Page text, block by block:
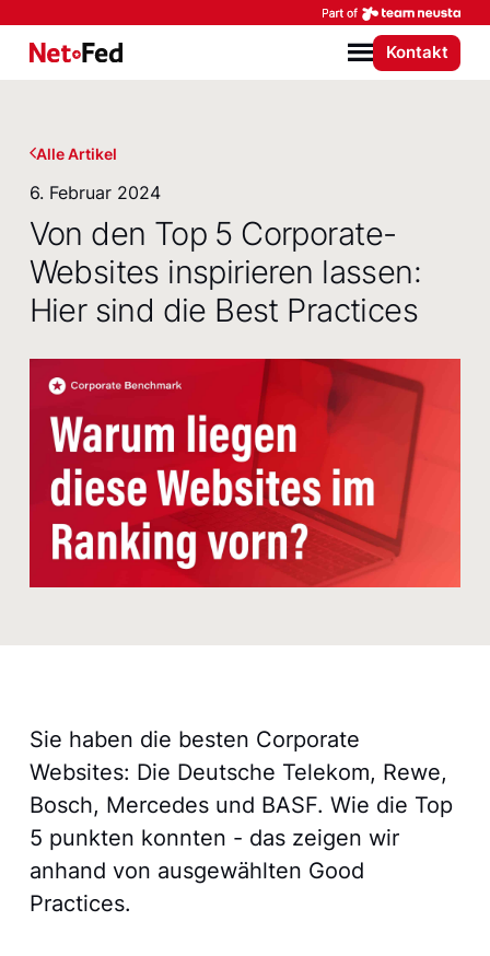
NetFederation GmbH
Menü
Kontakt
Alle Artikel
6. Februar 2024
Von den Top 5 Corporate-
Websites inspirieren lassen:
Hier sind die Best Practices
Sie haben die besten Corporate
Websites: Die Deutsche Telekom, Rewe,
Bosch, Mercedes und BASF. Wie die Top
5 punkten konnten - das zeigen wir
anhand von ausgewählten Good
Practices.